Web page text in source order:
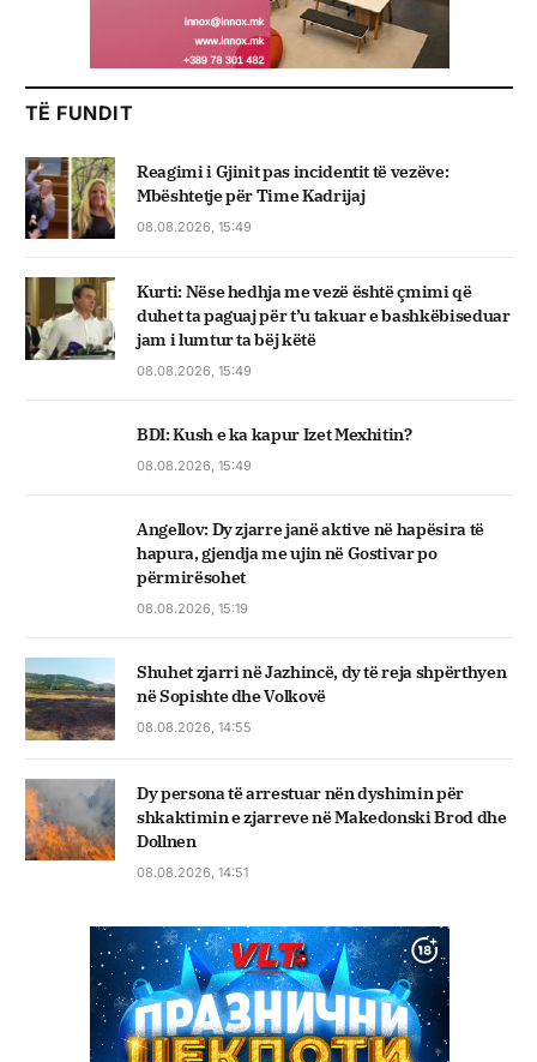
TË FUNDIT
Reagimi i Gjinit pas incidentit të vezëve:
Mbështetje për Time Kadrijaj
08.08.2026, 15:49
Kurti: Nëse hedhja me vezë është çmimi që
duhet ta paguaj për t’u takuar e bashkëbiseduar
jam i lumtur ta bëj këtë
08.08.2026, 15:49
BDI: Kush e ka kapur Izet Mexhitin?
08.08.2026, 15:49
Angellov: Dy zjarre janë aktive në hapësira të
hapura, gjendja me ujin në Gostivar po
përmirësohet
08.08.2026, 15:19
Shuhet zjarri në Jazhincë, dy të reja shpërthyen
në Sopishte dhe Volkovë
08.08.2026, 14:55
Dy persona të arrestuar nën dyshimin për
shkaktimin e zjarreve në Makedonski Brod dhe
Dollnen
08.08.2026, 14:51